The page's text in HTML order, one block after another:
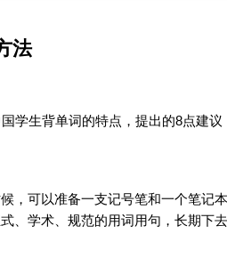
法
学生背单词的特点，提出的8点建议
，可以准备一支记号笔和一个笔记
、学术、规范的用词用句，长期下